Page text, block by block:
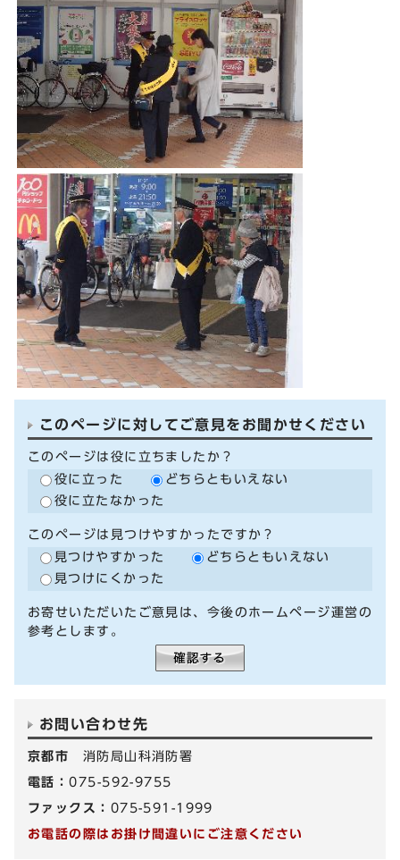
このページに対してご意見をお聞かせください
このページは役に立ちましたか？
役に立った
どちらともいえない
役に立たなかった
このページは見つけやすかったですか？
見つけやすかった
どちらともいえない
見つけにくかった
お寄せいただいたご意見は、今後のホームページ運営の
参考とします。
お問い合わせ先
京都市 消防局山科消防署
電話：075-592-9755
ファックス： 075-591-1999
お電話の際はお掛け間違いにご注意ください